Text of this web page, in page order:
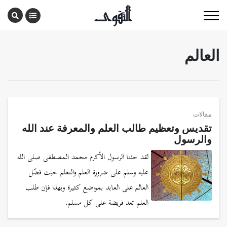
العالم
مقالات
تقديس وتعظيم طالب العلم والمعرفة عند الله
والرسول
لقد حثنا الرسول الأكرم محمد المصطفى صلى الله
عليه وسلم على ضرورة العلم والتعلم حيث فضّل
العالم على العابد بمواضع كثيرة وبهذا فإن طلب
العلم تعد فريضة على كل مسلم.